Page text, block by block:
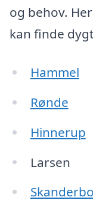
og behov.
kan finde
Hammel
Rønde
Hinnerup
Larsen